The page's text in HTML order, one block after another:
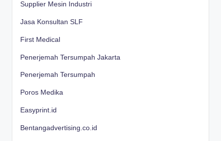
Supplier Mesin Industri
Jasa Konsultan SLF
First Medical
Penerjemah Tersumpah Jakarta
Penerjemah Tersumpah
Poros Medika
Easyprint.id
Bentangadvertising.co.id